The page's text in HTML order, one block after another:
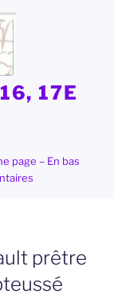
17E
page – En bas
prêtre